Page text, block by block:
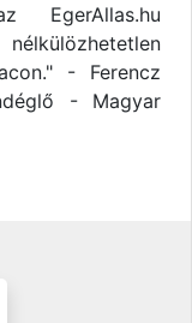
EgerAllas.hu
- Ferencz
- Magyar